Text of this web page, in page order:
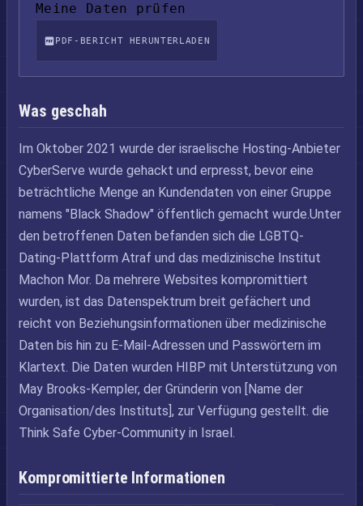
Meine Daten prüfen
PDF-BERICHT HERUNTERLADEN
Was geschah
Im Oktober 2021 wurde der israelische Hosting-Anbieter
CyberServe wurde gehackt und erpresst, bevor eine
beträchtliche Menge an Kundendaten von einer Gruppe
namens "Black Shadow" öffentlich gemacht wurde.Unter
den betroffenen Daten befanden sich die LGBTQ-
Dating-Plattform Atraf und das medizinische Institut
Machon Mor. Da mehrere Websites kompromittiert
wurden, ist das Datenspektrum breit gefächert und
reicht von Beziehungsinformationen über medizinische
Daten bis hin zu E-Mail-Adressen und Passwörtern im
Klartext. Die Daten wurden HIBP mit Unterstützung von
May Brooks-Kempler, der Gründerin von [Name der
Organisation/des Instituts], zur Verfügung gestellt. die
Think Safe Cyber-Community in Israel.
Kompromittierte Informationen